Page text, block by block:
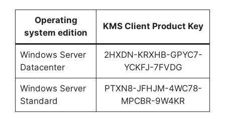
Operating
system edition
KMS Client Product Key
Windows Server
Datacenter
2HXDN-KRXHB-GPYC7-
YCKFJ-7FVDG
Windows Server
Standard
PTXN8-JFHJM-4WC78-
MPCBR-9W4KR